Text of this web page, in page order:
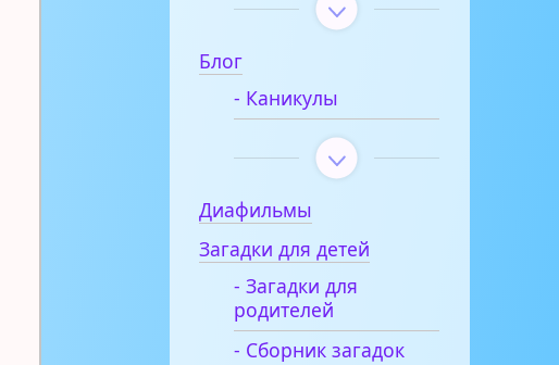
Блог
- Каникулы
Диафильмы
Загадки для детей
- Загадки для
родителей
- Сборник загадок